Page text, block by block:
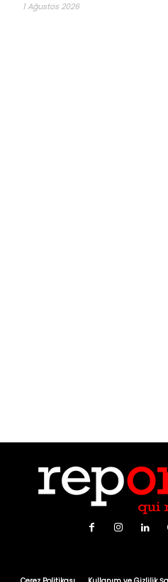
1 Ağustos 2026